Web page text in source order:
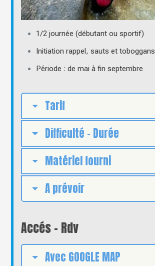
1/2 journée (débutant ou sportif)
Initiation rappel, sauts et toboggans
Période : de mai à fin septembre
Tarif
Difficulté - Durée
Matériel fourni
A prévoir
Accés - Rdv
Avec GOOGLE MAP